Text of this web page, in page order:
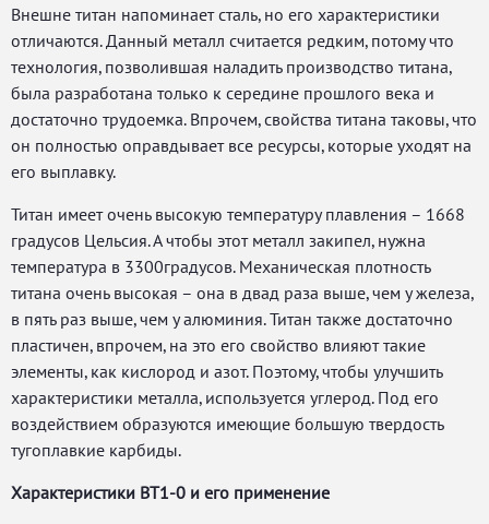
Внешне титан напоминает сталь, но его характеристики
отличаются. Данный металл считается редким, потому что
технология, позволившая наладить производство титана,
была разработана только к середине прошлого века и
достаточно трудоемка. Впрочем, свойства титана таковы, что
он полностью оправдывает все ресурсы, которые уходят на
его выплавку.
Титан имеет очень высокую температуру плавления – 1668
градусов Цельсия. А чтобы этот металл закипел, нужна
температура в 3300градусов. Механическая плотность
титана очень высокая – она в двад раза выше, чем у железа,
в пять раз выше, чем у алюминия. Титан также достаточно
пластичен, впрочем, на это его свойство влияют такие
элементы, как кислород и азот. Поэтому, чтобы улучшить
характеристики металла, используется углерод. Под его
воздействием образуются имеющие большую твердость
тугоплавкие карбиды.
Характеристики ВТ1-0 и его применение